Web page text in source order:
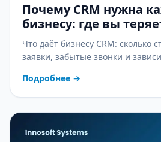
Почему CRM нужна
бизнесу: где вы
неё
Что даёт бизнесу CRM: сколько
заявки, забытые звонки и
Подробнее →